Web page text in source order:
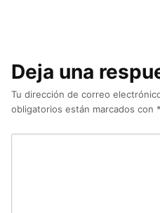
Deja una
Tu dirección de correo
obligatorios están marcados con *